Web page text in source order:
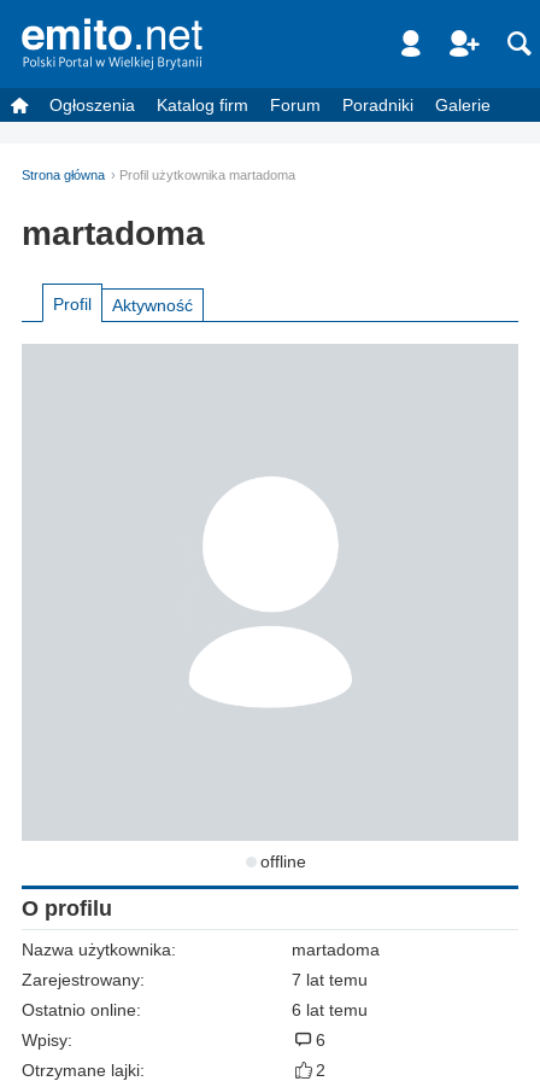
Ogłoszenia Katalog firm Forum Poradniki Galerie
Strona główna Profil użytkownika martadoma
martadoma
Profil Aktywność
offline
O profilu
Nazwa użytkownika:
martadoma
Zarejestrowany:
7 lat temu
Ostatnio online:
6 lat temu
Wpisy:
6
Otrzymane lajki:
2